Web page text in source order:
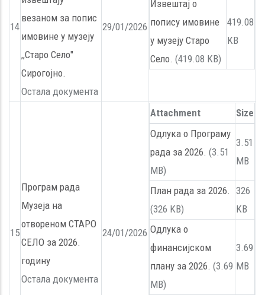
14
везаном за попис
имовине у музеју
,,Старо Село"
Сирогојно.
Остала документа
29/01/2026
Извештај о
попису имовине
у музеју Старо
Село. (419.08 KB)
419.08
KB
15
Програм рада
Музеја на
отвореном СТАРО
СЕЛО за 2026.
годину
Остала документа
24/01/2026
Attachment
Size
Одлука о Програму
рада за 2026. (3.51
MB)
3.51
MB
План рада за 2026.
(326 KB)
326
KB
Одлука о
финансијском
плану за 2026. (3.69
MB)
3.69
MB